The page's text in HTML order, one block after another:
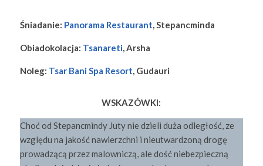
Śniadanie: Panorama Restaurant, Stepancminda
Obiadokolacja: Tsanareti, Arsha
Noleg: Tsar Bani Spa Resort, Gudauri
WSKAZÓWKI:
Choć od Stepancmindy Juty nie dzieli duża odległość, ze
względu na jakość nawierzchni i nieutwardzoną drogę
prowadzącą przez malowniczą, ale dość niebezpieczną